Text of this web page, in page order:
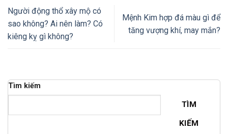
Người động thổ xây mộ có
sao không? Ai nên làm? Có
kiêng kỵ gì không?
Mệnh Kim hợp đá màu gì để
tăng vượng khí, may mắn?
Tìm kiếm
TÌM
KIẾM